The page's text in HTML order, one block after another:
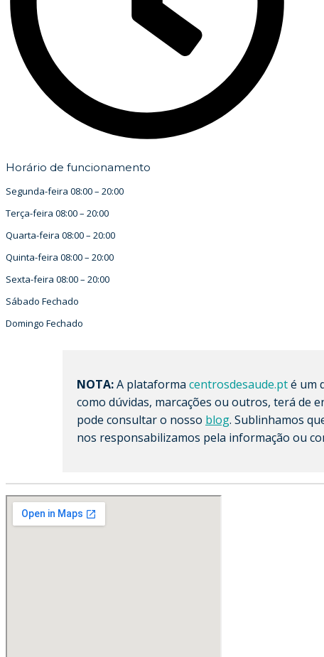
Horário de funcionamento
Segunda-feira 08:00– 20:00
Terça-feira 08:00– 20:00
Quarta-feira 08:00– 20:00
Quinta-feira 08:00– 20:00
Sexta-feira 08:00– 20:00
Sábado Fechado
Domingo Fechado
NOTA:A plataforma centrosdesaude.pté um
como dúvidas, marcações ou outros, terá de
pode consultar o nosso blog. Sublinhamos
nos responsabilizamos pela informação ou